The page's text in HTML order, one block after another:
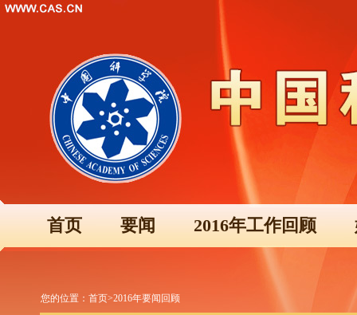
首页 要闻 2016年工作回顾
您的位置： 首页>2016年要闻回顾